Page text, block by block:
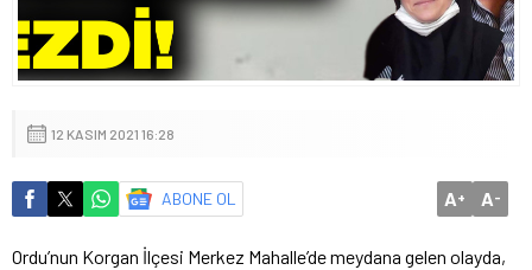
12 KASIM 2021 16:28
ABONE OL A+ A-
Ordu’nun Korgan İlçesi Merkez Mahalle’de meydana gelen olayda,